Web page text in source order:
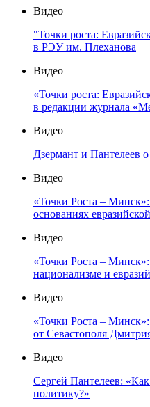
Видео
"Точки роста:
в РЭУ им. Плеханова
Видео
«Точки роста:
в редакции журнала
Видео
Дзермант и Пантелеев о
Видео
«Точки Роста –
основаниях
Видео
«Точки Роста –
национализме и
Видео
«Точки Роста –
от Севастополя
Видео
Сергей Пантелеев:
политику?»